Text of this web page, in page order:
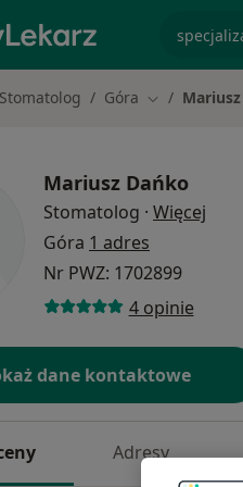
Stomatolog Góra Zmień miasto
Mariusz Dańko
Stomatolog · Więcej
Góra 1 adres
Nr PWZ: 1702899
4 opinie
dane kontaktowe
Adresy